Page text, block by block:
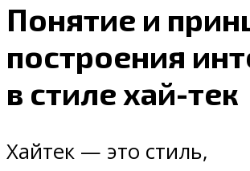
Понятие и
построения
в стиле хай-тек
Хайтек — это стиль,